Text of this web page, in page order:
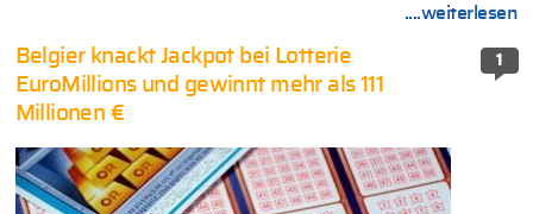
....weiterlesen
1
Belgier knackt Jackpot bei Lotterie
EuroMillions und gewinnt mehr als 111
Millionen €